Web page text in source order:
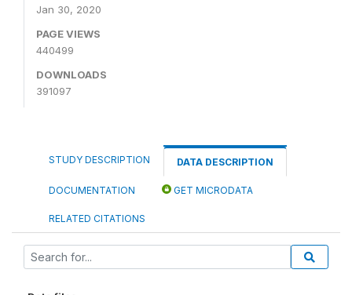
Jan 30, 2020
PAGE VIEWS
440499
DOWNLOADS
391097
STUDY DESCRIPTION DATA DESCRIPTION
DOCUMENTATION GET MICRODATA
RELATED CITATIONS